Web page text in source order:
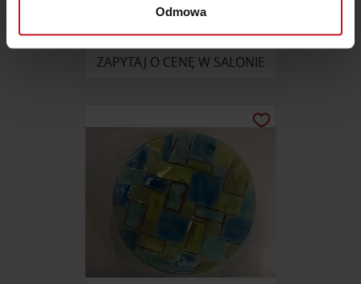
dane są przetwarzane oraz ustaw własne preferencje w
zmienić lub wycofać swoją zgodę w dowolnej chwili.
analizować ruch w naszej witrynie. Informacje o tym, jak
korzystasz z naszej witryny, udostępniamy partnerom
społecznościowym, reklamowym i analitycznym.
Partnerzy mogą połączyć te informacje z innymi danymi
otrzymanymi od Ciebie lub uzyskanymi podczas
Odmowa
DESKA DO KROJENIA
EPICUREAN VICTORINOX
ZAPYTAJ O CENĘ W SALONIE